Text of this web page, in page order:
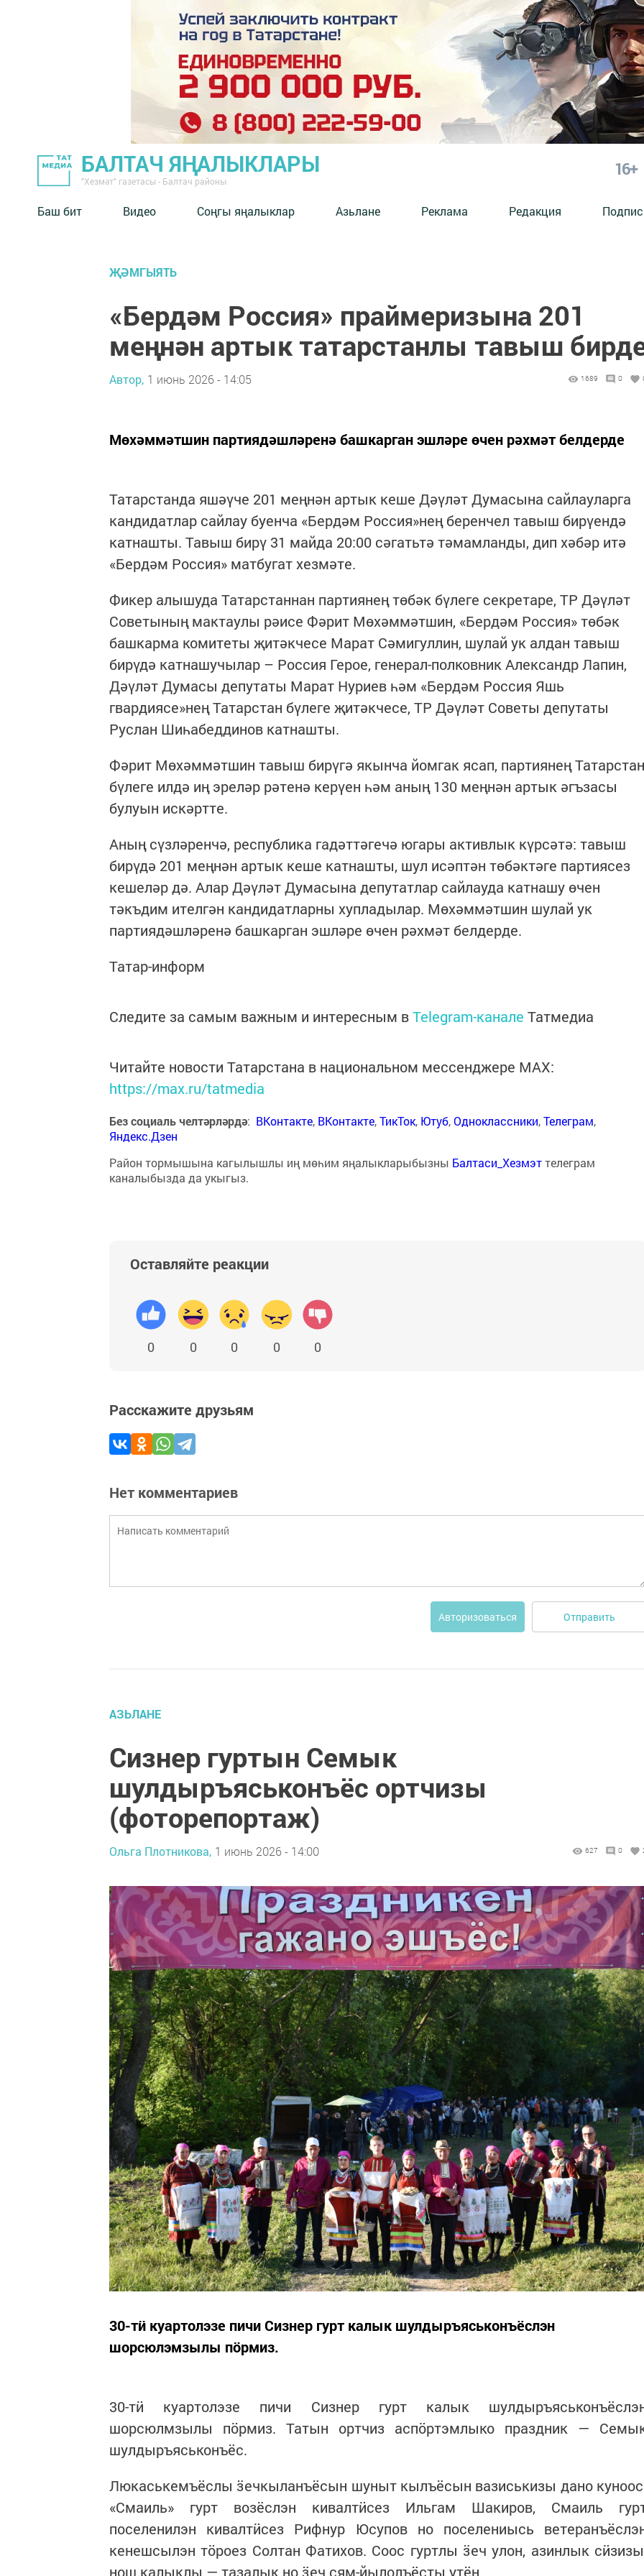
БАЛТАЧ ЯҢАЛЫКЛАРЫ
"Хезмәт" газетасы - Балтач районы
16+
Баш бит Видео Соңгы яңалыклар Азьлане Реклама Редакция
ҖӘМГЫЯТЬ
«Бердәм Россия» праймеризына 201
меңнән артык татарстанлы тавыш
Автор, 1 июнь 2026 - 14:05 1689 0
Мөхәммәтшин партиядәшләренә башкарган эшләре өчен рәхмәт белдерде
Татарстанда яшәүче 201 меңнән артык кеше Дәүләт Думасына сайлауларга
кандидатлар сайлау буенча «Бердәм Россия»нең беренчел тавыш бирүендә
катнашты. Тавыш бирү 31 майда 20:00 сәгатьтә тәмамланды, дип хәбәр итә
«Бердәм Россия» матбугат хезмәте.
Фикер алышуда Татарстаннан партиянең төбәк бүлеге секретаре, ТР Дәүләт
Советының мактаулы рәисе Фәрит Мөхәммәтшин, «Бердәм Россия» төбәк
башкарма комитеты җитәкчесе Марат Сәмигуллин, шулай ук алдан тавыш
бирүдә катнашучылар – Россия Герое, генерал-полковник Александр Лапин,
Дәүләт Думасы депутаты Марат Нуриев һәм «Бердәм Россия Яшь
гвардиясе»нең Татарстан бүлеге җитәкчесе, ТР Дәүләт Советы депутаты
Руслан Шиһабеддинов катнашты.
Фәрит Мөхәммәтшин тавыш бирүгә якынча йомгак ясап, партиянең Татарстан
бүлеге илдә иң эреләр рәтенә керүен һәм аның 130 меңнән артык әгъзасы
булуын искәртте.
Аның сүзләренчә, республика гадәттәгечә югары активлык күрсәтә: тавыш
бирүдә 201 меңнән артык кеше катнашты, шул исәптән төбәктәге партиясез
кешеләр дә. Алар Дәүләт Думасына депутатлар сайлауда катнашу өчен
тәкъдим ителгән кандидатларны хупладылар. Мөхәммәтшин шулай ук
партиядәшләренә башкарган эшләре өчен рәхмәт белдерде.
Татар-информ
Следите за самым важным и интересным вTelegram-канале Татмедиа
Читайте новости Татарстана в национальном мессенджере MАХ:
https://max.ru/tatmedia
Без социаль челтәрләрдә: ВКонтакте, ВКонтакте,ТикТок, Ютуб,Одноклассники,Телеграм,
Яндекс.Дзен
Район тормышына кагылышлы иң мөһим яңалыкларыбызны Балтаси_Хезмэттелеграм
каналыбызда да укыгыз.
Оставляйте реакции
0 0 0 0 0
Расскажите друзьям
Нет комментариев
Авторизоваться Отправить
АЗЬЛАНЕ
Сизнер гуртын Семык
шулдыръяськонъёс ортчизы
(фоторепортаж)
Ольга Плотникова, 1 июнь 2026 - 14:00 627 0
30-тӥ куартолэзе пичи Сизнер гурт калык шулдыръяськонъёслэн
шорсюлэмзылы пӧрмиз.
30-тӥ куартолэзе пичи Сизнер гурт калык
шорсюлмзылы пӧрмиз. Татын ортчиз аспӧртэмлыко праздник —
шулдыръяськонъёс.
Люкаськемъёслы ӟечкыланъёсын шуныт кылъёсын вазиськизы дано
«Смаиль» гурт возёслэн кивалтӥсез Ильгам Шакиров, Смаиль
поселенилэн кивалтӥсез Рифнур Юсупов но поселениысь
кенешсылэн тӧроез Солтан Фатихов. Соос гуртлы ӟеч улон, азинлык
нош калыклы — тазалык но ӟеч сям-йылолъёсты утён.